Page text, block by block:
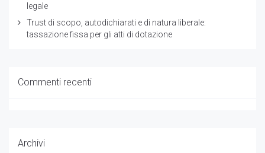
legale
Trust di scopo, autodichiarati e di natura liberale:
tassazione fissa per gli atti di dotazione
Commenti recenti
Archivi